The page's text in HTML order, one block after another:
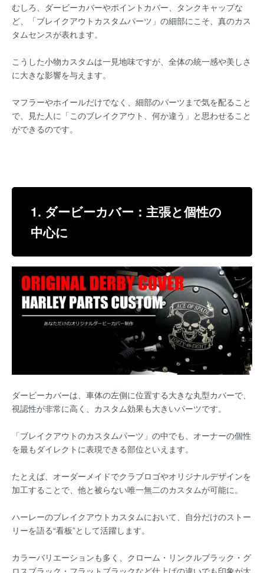
むしろ、ダービーカバーやポイントカバー、タンクキャップな
ど、「ブレイクアウトカスタムパーツ」の細部にこそ、真のカス
タムセンスが表れます。
こうした小物カスタムは一見地味ですが、全体の統一感や美しさ
に大きな影響を与えます。
マフラーやホイールだけでなく、細部のパーツまで気を配ること
で、見た人に「このブレイクアウト、何か違う」と思わせること
ができるのです。
1. ダービーカバー：主張と個性の
中心に
ダービーカバーは、車体の左側に位置する大きな丸型カバーで、
視認性が非常に高く、カスタム効果も大きいパーツです。
「ブレイクアウトのカスタムパーツ」の中でも、オーナーの個性
を最もダイレクトに表現できる部位といえます。
たとえば、オーダーメイドでクラブロゴやオリジナルデザインを
加工することで、他と被らない唯一無二のカスタムが可能に。
ハーレーのブレイクアウトカスタムにおいて、自分だけのストー
リーを語る“看板”として活躍します。
カラーバリエーションも多く、クローム・リンクルブラック・グ
ロスブラック・フラットブラックなど仕上げの違いでも印象が大